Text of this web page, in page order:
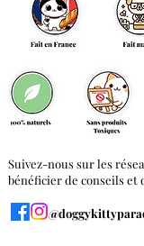
Suivez-nous sur les
bénéficier de conseils et